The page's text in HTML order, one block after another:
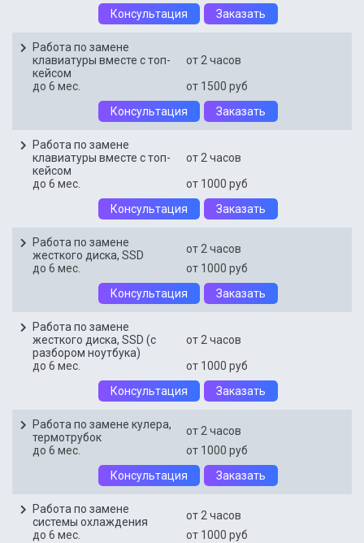
Консультация
Заказать
Работа по замене
клавиатуры вместе с топ-
кейсом
от 2 часов
до 6 мес.
от 1500 руб
Консультация
Заказать
Работа по замене
клавиатуры вместе с топ-
кейсом
от 2 часов
до 6 мес.
от 1000 руб
Консультация
Заказать
Работа по замене
жесткого диска, SSD
от 2 часов
до 6 мес.
от 1000 руб
Консультация
Заказать
Работа по замене
жесткого диска, SSD (с
разбором ноутбука)
от 2 часов
до 6 мес.
от 1000 руб
Консультация
Заказать
Работа по замене кулера,
термотрубок
от 2 часов
до 6 мес.
от 1000 руб
Консультация
Заказать
Работа по замене
системы охлаждения
от 2 часов
до 6 мес.
от 1000 руб